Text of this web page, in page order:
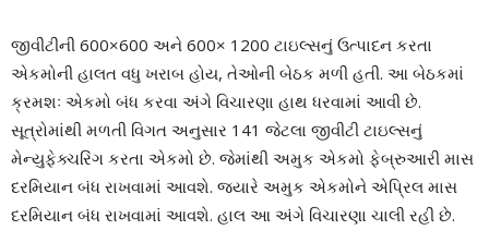
જીવીટીની 600×600 અને 600× 1200 ટાઇલ્સનું ઉત્પાદન કરતા
એકમોની હાલત વધુ ખરાબ હોય, તેઓની બેઠક મળી હતી. આ બેઠકમાં
ક્રમશઃ એકમો બંધ કરવા અંગે વિચારણા હાથ ધરવામાં આવી છે.
સૂત્રોમાંથી મળતી વિગત અનુસાર 141 જેટલા જીવીટી ટાઇલ્સનું
મેન્યુફેક્ચરિંગ કરતા એકમો છે. જેમાંથી અમુક એકમો ફેબ્રુઆરી માસ
દરમિયાન બંધ રાખવામાં આવશે. જ્યારે અમુક એકમોને એપ્રિલ માસ
દરમિયાન બંધ રાખવામાં આવશે. હાલ આ અંગે વિચારણા ચાલી રહી છે.